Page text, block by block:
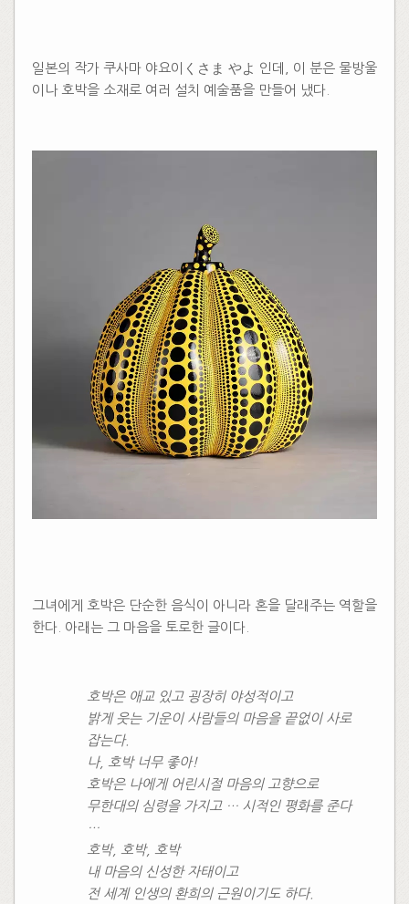
일본의 작가 쿠사마 야요이くさま やよ 인데, 이 분은 물방울
이나 호박을 소재로 여러 설치 예술품을 만들어 냈다.
그녀에게 호박은 단순한 음식이 아니라 혼을 달래주는 역할을
한다. 아래는 그 마음을 토로한 글이다.
호박은 애교 있고 굉장히 야성적이고
밝게 웃는 기운이 사람들의 마음을 끝없이 사로
잡는다.
나, 호박 너무 좋아!
호박은 나에게 어린시절 마음의 고향으로
무한대의 심령을 가지고 … 시적인 평화를 준다
…
호박, 호박, 호박
내 마음의 신성한 자태이고
전 세계 인생의 환희의 근원이기도 하다.